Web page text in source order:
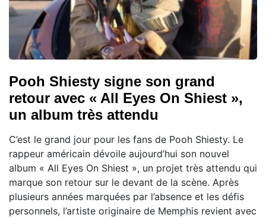
Pooh Shiesty signe son grand
retour avec « All Eyes On Shiest »,
un album très attendu
C’est le grand jour pour les fans de Pooh Shiesty. Le
rappeur américain dévoile aujourd’hui son nouvel
album « All Eyes On Shiest », un projet très attendu qui
marque son retour sur le devant de la scène. Après
plusieurs années marquées par l’absence et les défis
personnels, l’artiste originaire de Memphis revient avec